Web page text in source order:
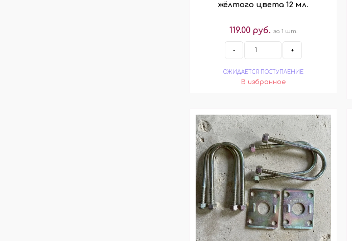
жёлтого цвета 12 мл.
119.00 руб. за 1 шт.
- +
ОЖИДАЕТСЯ ПОСТУПЛЕНИЕ